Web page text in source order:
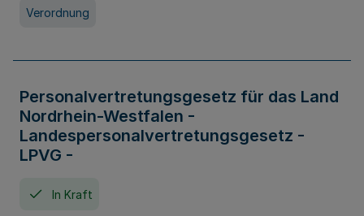
Verordnung
Personalvertretungsgesetz für das Land
Nordrhein-Westfalen -
Landespersonalvertretungsgesetz -
LPVG -
In Kraft